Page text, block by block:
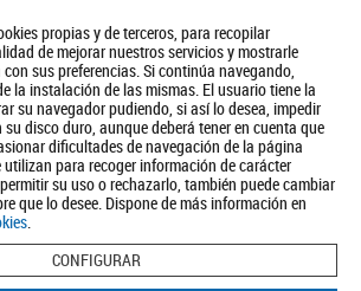
propias y de terceros, para recopilar
de mejorar nuestros servicios y mostrarle
sus preferencias. Si continúa navegando,
la instalación de las mismas. El usuario tiene la
su navegador pudiendo, si así lo desea, impedir
disco duro, aunque deberá tener en cuenta que
dificultades de navegación de la página
utilizan para recoger información de carácter
su uso o rechazarlo, también puede cambiar
que lo desee. Dispone de más información en
.
CONFIGURAR
de Privacidad Aviso Legal Política de Cookies
BUSCAR